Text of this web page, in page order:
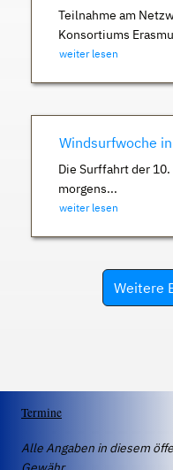
Teilnahme am
Konsortiums
weiter lesen
Windsurfwoche
Die Surffahrt der
morgens...
weiter lesen
Weitere
Termine
Alle Angaben in diesem